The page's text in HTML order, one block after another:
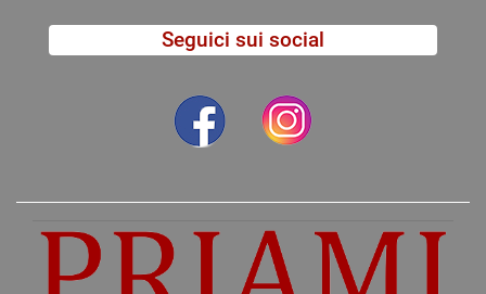
Seguici sui social